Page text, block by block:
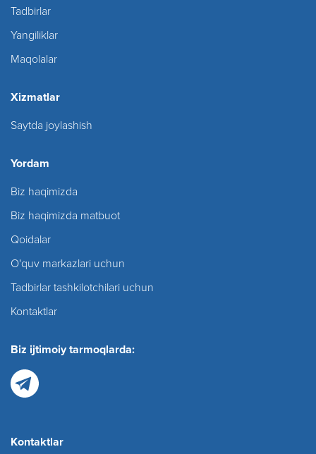
Tadbirlar
Yangiliklar
Maqolalar
Xizmatlar
Saytda joylashish
Yordam
Biz haqimizda
Biz haqimizda matbuot
Qoidalar
O'quv markazlari uchun
Tadbirlar tashkilotchilari uchun
Kontaktlar
Biz ijtimoiy tarmoqlarda:
Kontaktlar